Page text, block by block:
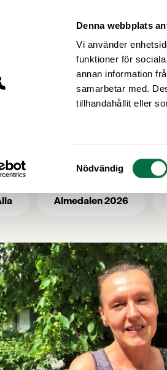
Denna webbplats
Vi använder
funktioner för
annan information
samarbetar med.
tillhandahållit eller
Samtyckesval
Nödvändig
– till startsidan
/
Almedalen 2026